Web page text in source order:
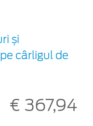
și
cârligul de
€ 367,94